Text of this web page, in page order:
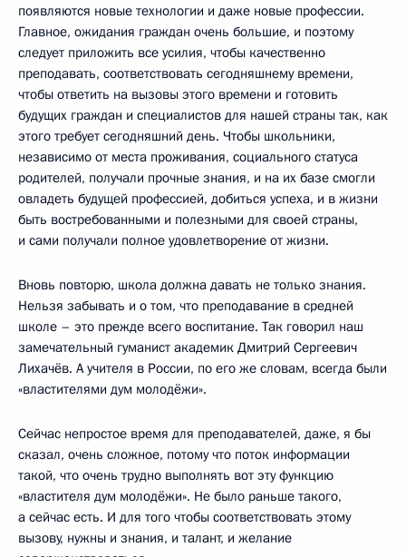
появляются новые технологии и даже новые профессии.
Главное, ожидания граждан очень большие, и поэтому
следует приложить все усилия, чтобы качественно
преподавать, соответствовать сегодняшнему времени,
чтобы ответить на вызовы этого времени и готовить
будущих граждан и специалистов для нашей страны так, как
этого требует сегодняшний день. Чтобы школьники,
независимо от места проживания, социального статуса
родителей, получали прочные знания, и на их базе смогли
овладеть будущей профессией, добиться успеха, и в жизни
быть востребованными и полезными для своей страны,
и сами получали полное удовлетворение от жизни.
Вновь повторю, школа должна давать не только знания.
Нельзя забывать и о том, что преподавание в средней
школе – это прежде всего воспитание. Так говорил наш
замечательный гуманист академик Дмитрий Сергеевич
Лихачёв. А учителя в России, по его же словам, всегда были
«властителями дум молодёжи».
Сейчас непростое время для преподавателей, даже, я бы
сказал, очень сложное, потому что поток информации
такой, что очень трудно выполнять вот эту функцию
«властителя дум молодёжи». Не было раньше такого,
а сейчас есть. И для того чтобы соответствовать этому
вызову, нужны и знания, и талант, и желание